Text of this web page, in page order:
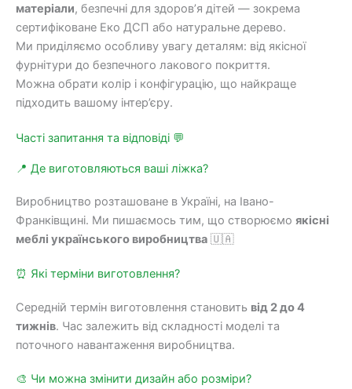
матеріали, безпечні для здоров’я дітей — зокрема
сертифіковане Еко ДСП або натуральне дерево.
Ми приділяємо особливу увагу деталям: від якісної
фурнітури до безпечного лакового покриття.
Можна обрати колір і конфігурацію, що найкраще
підходить вашому інтер’єру.
Часті запитання та відповіді 💬
📍 Де виготовляються ваші ліжка?
Виробництво розташоване в Україні, на Івано-
Франківщині. Ми пишаємось тим, що створюємо якісні
меблі українського виробництва 🇺🇦
⏰ Які терміни виготовлення?
Середній термін виготовлення становить від 2 до 4
тижнів. Час залежить від складності моделі та
поточного навантаження виробництва.
🎨 Чи можна змінити дизайн або розміри?